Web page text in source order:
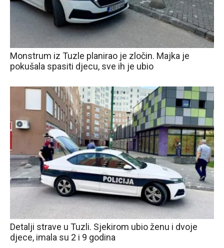
Monstrum iz Tuzle planirao je zločin. Majka je
pokušala spasiti djecu, sve ih je ubio
Detalji strave u Tuzli. Sjekirom ubio ženu i dvoje
djece, imala su 2 i 9 godina